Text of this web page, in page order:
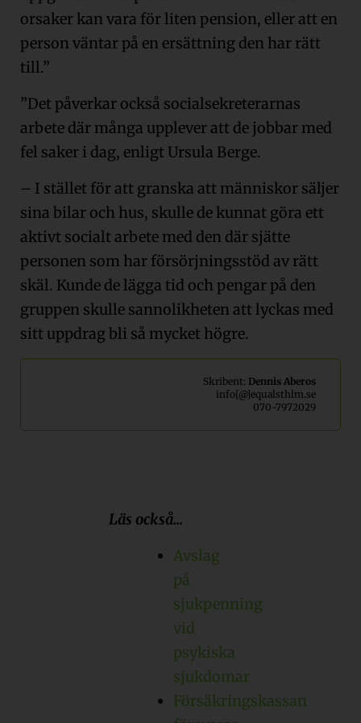
orsaker kan vara för liten pension, eller att en
person väntar på en ersättning den har rätt
till.”
”Det påverkar också socialsekreterarnas
arbete där många upplever att de jobbar med
fel saker i dag, enligt Ursula Berge.
– I stället för att granska att människor säljer
sina bilar och hus, skulle de kunnat göra ett
aktivt socialt arbete med den där sjätte
personen som har försörjningsstöd av rätt
skäl. Kunde de lägga tid och pengar på den
gruppen skulle sannolikheten att lyckas med
sitt uppdrag bli så mycket högre.
Skribent: Dennis Aberos
info[@]equalsthlm.se
070-7972029
Läs också…
Avslag
på
sjukpenning
vid
psykiska
sjukdomar
Försäkringskassan